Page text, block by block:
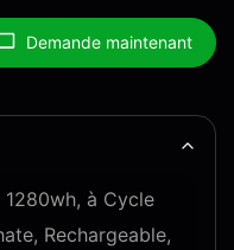
Demande maintenant
1280wh, à Cycle
Rechargeable,